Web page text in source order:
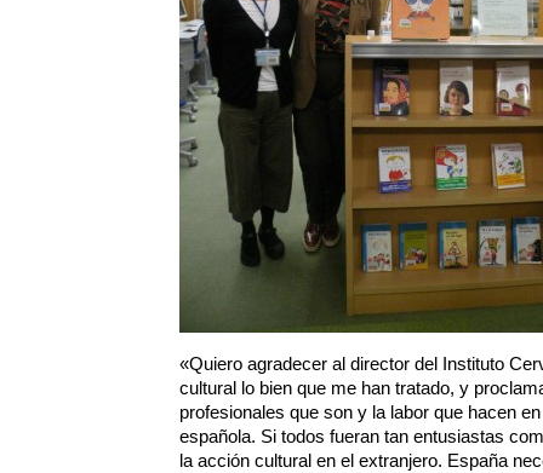
«Quiero agradecer al director del Instituto
cultural lo bien que me han tratado, y
profesionales que son y la labor que hacen
española. Si todos fueran tan entusiastas
la acción cultural en el extranjero. España